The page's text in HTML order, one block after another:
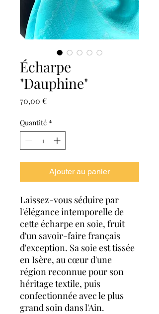
Écharpe
"Dauphine"
70,00 €Prix
Quantité *
Ajouter au panier
Laissez-vous séduire par
l'élégance intemporelle de
cette écharpe en soie, fruit
d'un savoir-faire français
d'exception. Sa soie est tissée
en Isère, au cœur d'une
région reconnue pour son
héritage textile, puis
confectionnée avec le plus
grand soin dans l'Ain.